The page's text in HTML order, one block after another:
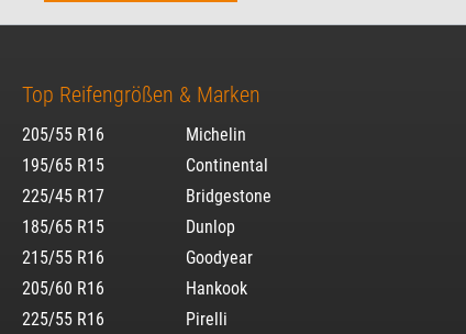
Top Reifengrößen & Marken
205/55 R16
195/65 R15
225/45 R17
185/65 R15
215/55 R16
205/60 R16
225/55 R16
Michelin
Continental
Bridgestone
Dunlop
Goodyear
Hankook
Pirelli